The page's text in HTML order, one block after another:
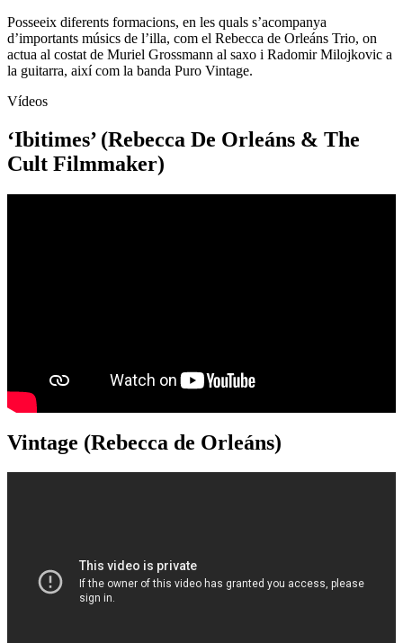
Posseeix diferents formacions, en les quals s’acompanya
d’importants músics de l’illa, com el Rebecca de Orleáns Trio, on
actua al costat de Muriel Grossmann al saxo i Radomir Milojkovic a
la guitarra, així com la banda Puro Vintage.
Vídeos
‘Ibitimes’ (Rebecca De Orleáns & The
Cult Filmmaker)
Vintage (Rebecca de Orleáns)